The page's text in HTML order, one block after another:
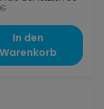
In den
Warenkorb